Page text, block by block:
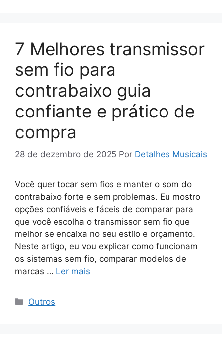
7 Melhores transmissor
sem fio para
contrabaixo guia
confiante e prático de
compra
28 de dezembro de 2025 Por Detalhes Musicais
Você quer tocar sem fios e manter o som do
contrabaixo forte e sem problemas. Eu mostro
opções confiáveis e fáceis de comparar para
que você escolha o transmissor sem fio que
melhor se encaixa no seu estilo e orçamento.
Neste artigo, eu vou explicar como funcionam
os sistemas sem fio, comparar modelos de
marcas … Ler mais
Categorias
Outros